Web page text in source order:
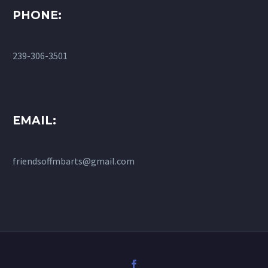
PHONE:
239-306-3501
EMAIL:
friendsoffmbarts@gmail.com